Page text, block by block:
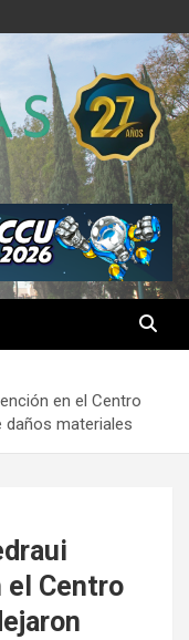
en el Centro
daños materiales
el Centro